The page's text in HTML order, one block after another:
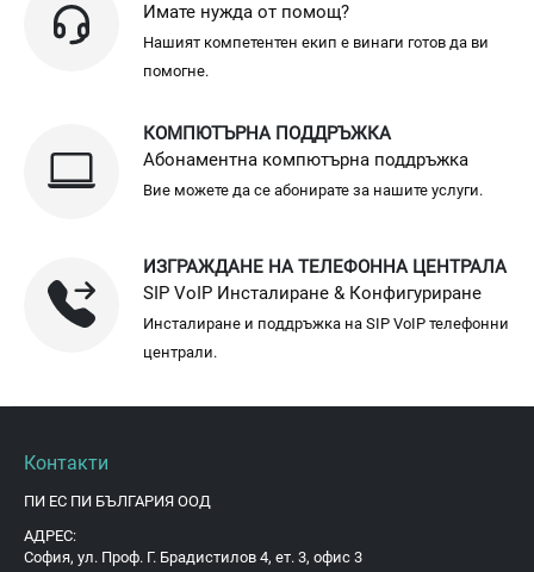
Имате нужда от помощ?
Нашият компетентен екип е винаги готов да ви
помогне.
КОМПЮТЪРНА ПОДДРЪЖКА
Абонаментна компютърна поддръжка
Вие можете да се абонирате за нашите услуги.
ИЗГРАЖДАНЕ НА ТЕЛЕФОННА ЦЕНТРАЛА
SIP VoIP Инсталиране & Конфигуриране
Инсталиране и поддръжка на SIP VoIP телефонни
централи.
Контакти
ПИ ЕС ПИ БЪЛГАРИЯ ООД
АДРЕС:
София, ул. Проф. Г. Брадистилов 4, ет. 3, офис 3